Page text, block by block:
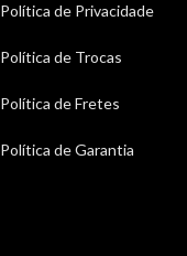
Política de Privacidade
Política de Trocas
Política de Fretes
Política de Garantia